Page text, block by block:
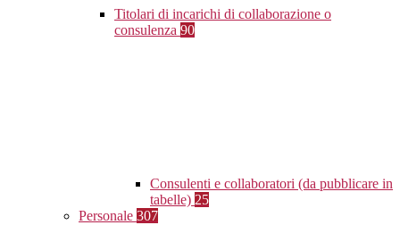
Titolari di incarichi di collaborazione o
consulenza 90
Consulenti e collaboratori (da pubblicare in
tabelle) 25
Personale 307